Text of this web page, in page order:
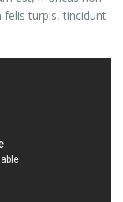
felis turpis, tincidunt